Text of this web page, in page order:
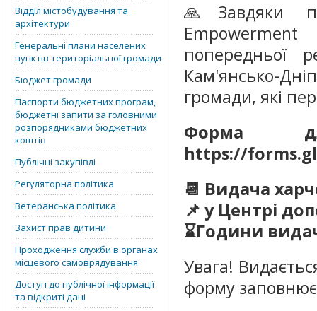
Відділ містобудування та
архітектури
Генеральні плани населених
пунктів територіальної громади
Бюджет громади
Паспорти бюджетних програм,
бюджетні запити за головними
розпорядниками бюджетних
коштів
Публічні закупівлі
Регуляторна політика
Ветеранська політика
Захист прав дитини
Проходження служби в органах
місцевого самоврядування
Доступ до публічної інформації
та відкриті дані
🙏Завдяки
попередньої
Кам'янсько-
громади, які
Форма
https://
📆 Видача
📌 у Центрі
⌛️Години
Увага!
форму